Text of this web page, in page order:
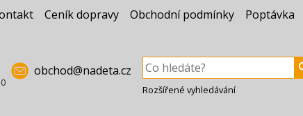
Ceník dopravy Obchodní podmínky Poptávka
obchod@nadeta.cz
Rozšířené vyhledávání